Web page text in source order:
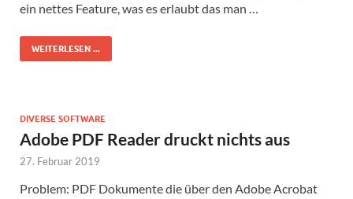
ein nettes Feature, was es erlaubt das man …
WEITERLESEN ...
DIVERSE SOFTWARE
Adobe PDF Reader druckt nichts aus
27. Februar 2019
Problem: PDF Dokumente die über den Adobe Acrobat